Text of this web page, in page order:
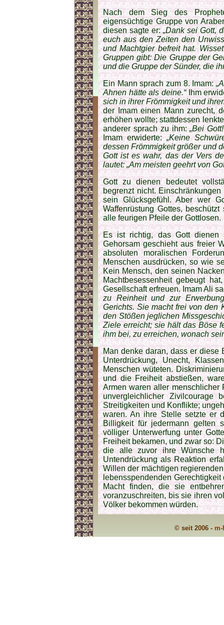
Nach dem Sieg des
eigensüchtige Gruppe von
diesen sagte er:„Dank sei Gott,
euch aus den Zeiten den
und Machtgier befreit hat.
Gruppen gibt: Die Gruppe der
und die Gruppe der Sünder, die
Ein Mann sprach zum 8. Imam:
Ahnen hätte als deine.“Ihm
sich in ihrer Frömmigkeit und
der Imam einen Mann zurecht,
erhöhen wollte; stattdessen
anderer sprach zu ihm:„Bei
Imam erwiderte:„Keine
dessen Frömmigkeit größer und
Gott ist es wahr, das der Vers
lautet: „Am meisten geehrt von
Gott zu dienen bedeutet
begrenzt nicht.
sein Glücksgefühl. Aber wer
Waffenrüstung Gottes,
alle feurigen Pfeile der Gottlosen.
Es ist richtig, das Gott dienen
Gehorsam geschieht aus freier
absoluten moralischen
Menschen ausdrücken, so wie
Kein Mensch, den seinen
Machtbesessenheit gebeugt
Gesellschaft erfreuen. Imam Ali
zu Reinheit und zur
Gerichts. Sie macht frei von den
den Stößen jeglichen
Ziele erreicht; sie hält das Böse
ihm bei, zu erreichen, wonach
Man denke daran, dass er diese
Unterdrückung, Unecht,
Menschen wüteten.
und die Freiheit abstießen,
Armen waren aller menschlicher
unvergleichlicher Zivilcourage
Streitigkeiten und Konflikte;
waren. An ihre Stelle setzte er
Billigkeit für jedermann gelten
völliger Unterwerfung unter
Freiheit bekamen, und zwar so:
die alle zuvor ihre Wünsche
Untendrückung als Reaktion
Willen der mächtigen
lebensspendenden
Macht finden, die sie
voranzuschreiten, bis sie ihren
Völker bekom­men würden.
© seit 2006 -